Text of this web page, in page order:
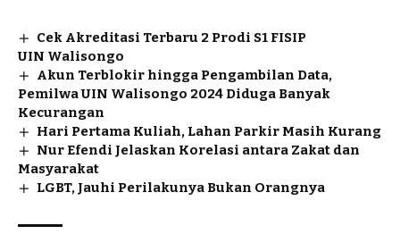
Cek Akreditasi Terbaru 2 Prodi S1 FISIP
UIN Walisongo
Akun Terblokir hingga Pengambilan Data,
Pemilwa UIN Walisongo 2024 Diduga Banyak
Kecurangan
Hari Pertama Kuliah, Lahan Parkir Masih Kurang
Nur Efendi Jelaskan Korelasi antara Zakat dan
Masyarakat
LGBT, Jauhi Perilakunya Bukan Orangnya